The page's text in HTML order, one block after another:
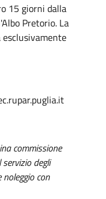
15 giorni dalla
Pretorio. La
commissione
degli
con